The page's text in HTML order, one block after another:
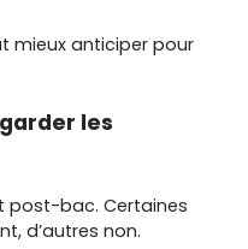
mieux anticiper pour
les
post-bac. Certaines
d’autres non.